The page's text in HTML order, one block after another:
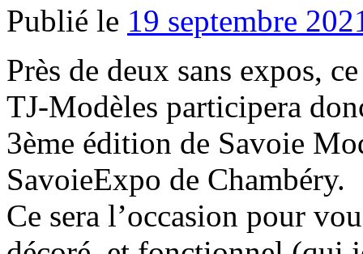
Publié le 19 septembre
Près de deux sans expos,
TJ-Modèles participera
3ème édition de Savoie
SavoieExpo de Chambéry.
Ce sera l’occasion pour